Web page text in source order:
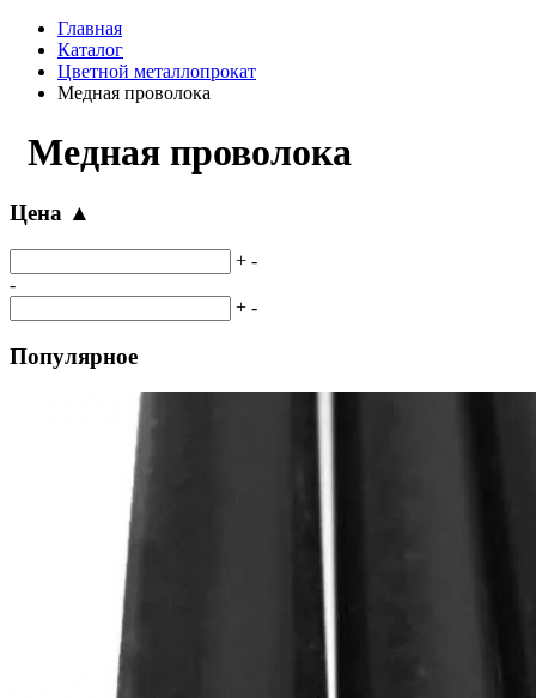
Главная
Каталог
Цветной металлопрокат
Медная проволока
Медная проволока
Цена ▲
+ -
-
+ -
Популярное